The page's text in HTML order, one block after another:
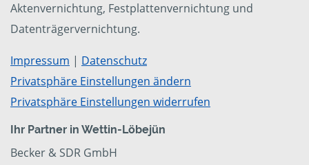
Aktenvernichtung, Festplattenvernichtung und
Datenträgervernichtung.
Impressum | Datenschutz
Privatsphäre Einstellungen ändern
Privatsphäre Einstellungen widerrufen
Ihr Partner in Wettin-Löbejün
Becker & SDR GmbH